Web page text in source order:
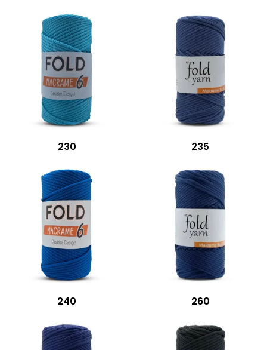
230 235
240 260